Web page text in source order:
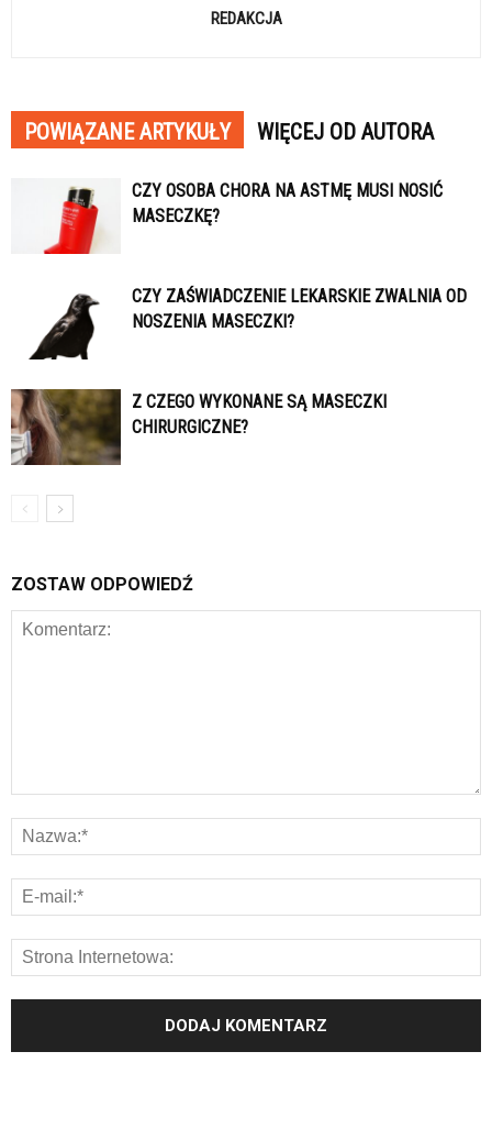
REDAKCJA
POWIĄZANE ARTYKUŁY WIĘCEJ OD AUTORA
CZY OSOBA CHORA NA ASTMĘ MUSI NOSIĆ
MASECZKĘ?
CZY ZAŚWIADCZENIE LEKARSKIE ZWALNIA OD
NOSZENIA MASECZKI?
Z CZEGO WYKONANE SĄ MASECZKI
CHIRURGICZNE?
ZOSTAW ODPOWIEDŹ